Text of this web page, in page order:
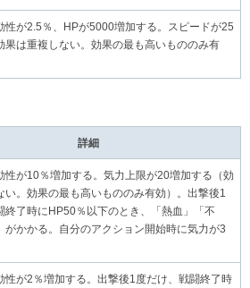
性が2.5％、HPが5000増加する。スピードが25
果は重複しない。効果の最も高いもののみ有
詳細
性が10％増加する。気力上限が20増加する（効
い。効果の最も高いもののみ有効）。出撃後1
終了時にHP50％以下のとき、「熱血」「不
がかかる。自分のアクション開始時に気力が3
性が2％増加する。出撃後1度だけ、戦闘終了時